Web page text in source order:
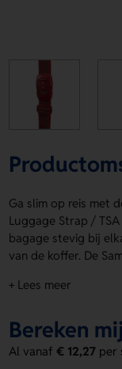
Ga slim op reis met
Luggage Strap /
bagage stevig bij
van de koffer. De
combinatieslot met
Verkrijgbaar in
is mogelijk met
een logo, naam of
+ Lees meer
Bereken
Al vanaf€ 12,27 per